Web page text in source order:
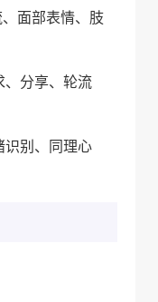
、面部表情、肢
、分享、轮流
识别、同理心